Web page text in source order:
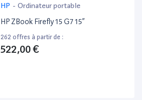
HP - Ordinateur portable
HP ZBook Firefly 15 G7 15”
262 offres à partir de :
522,00 €